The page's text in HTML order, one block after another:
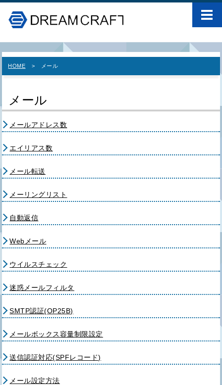
HOME メール
メール
メールアドレス数
エイリアス数
メール転送
メーリングリスト
自動返信
Webメール
ウイルスチェック
迷惑メールフィルタ
SMTP認証(OP25B)
メールボックス容量制限設定
送信認証対応(SPFレコード)
メール設定方法